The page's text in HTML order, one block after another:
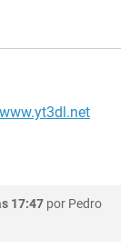
17:47 por Pedro